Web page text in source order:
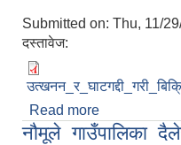
Submitted on: Thu, 11/
दस्तावेज:
Read more
तथा आन्तरिक
नौमूले गाउँपालिका